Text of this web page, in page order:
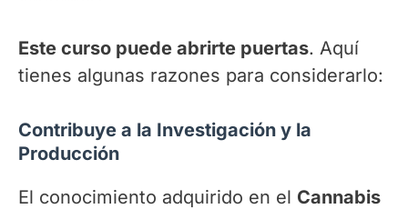
Este curso puede abrirte puertas. Aquí
tienes algunas razones para considerarlo:
Contribuye a la Investigación y la
Producción
El conocimiento adquirido en el Cannabis